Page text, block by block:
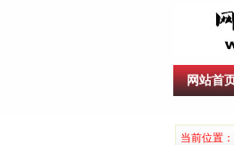
网站首
当前位置：